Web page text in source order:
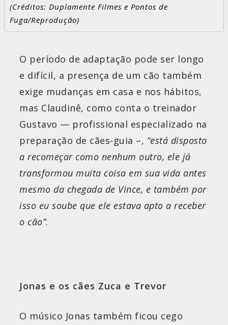
(Créditos: Duplamente Filmes e Pontos de
Fuga/Reprodução)
O período de adaptação pode ser longo
e difícil, a presença de um cão também
exige mudanças em casa e nos hábitos,
mas Claudinê, como conta o treinador
Gustavo — profissional especializado na
preparação de cães-guia –, “está disposto
a recomeçar como nenhum outro, ele já
transformou muita coisa em sua vida antes
mesmo da chegada de Vince, e também por
isso eu soube que ele estava apto a receber
o cão”.
Jonas e os cães Zuca e Trevor
O músico Jonas também ficou cego